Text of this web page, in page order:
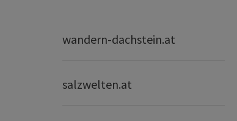
wandern-dachstein.at
salzwelten.at